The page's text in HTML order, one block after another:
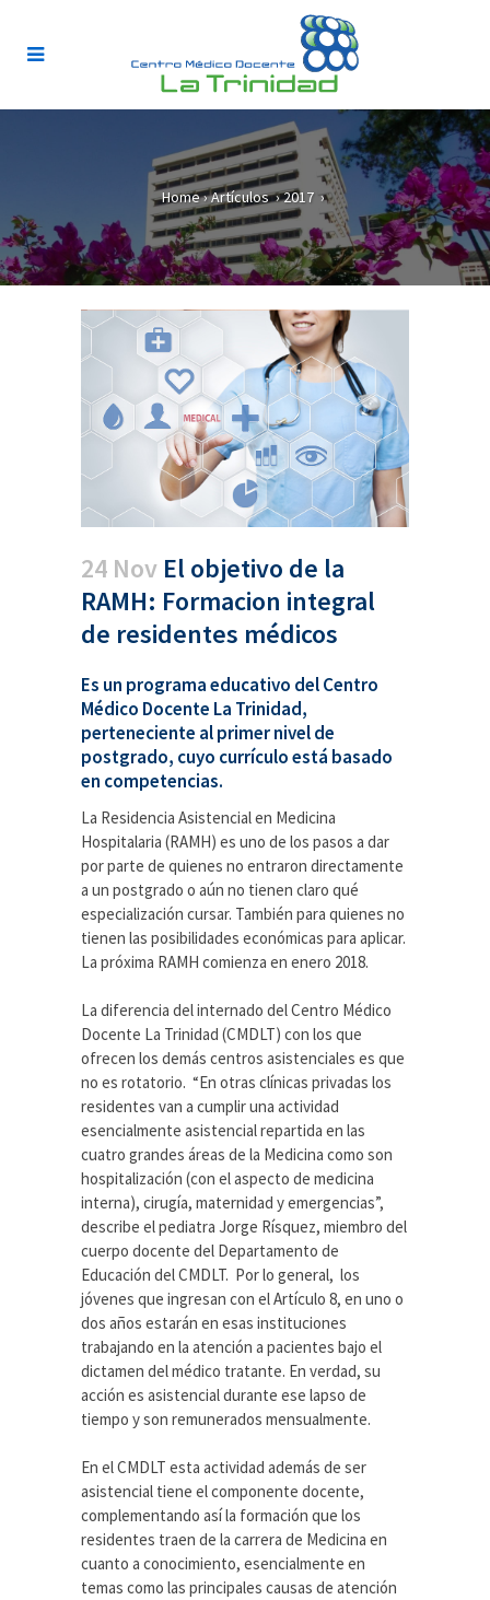
Home›Artículos›2017 ›
24 Nov El objetivo de la
RAMH: Formacion integral
de residentes médicos
Es un programa educativo del Centro
Médico Docente La Trinidad,
perteneciente al primer nivel de
postgrado, cuyo currículo está basado
en competencias.
La Residencia Asistencial en Medicina
Hospitalaria (RAMH) es uno de los pasos a dar
por parte de quienes no entraron directamente
a un postgrado o aún no tienen claro qué
especialización cursar. También para quienes no
tienen las posibilidades económicas para aplicar.
La próxima RAMH comienza en enero 2018.
La diferencia del internado del Centro Médico
Docente La Trinidad (CMDLT) con los que
ofrecen los demás centros asistenciales es que
no es rotatorio. “En otras clínicas privadas los
residentes van a cumplir una actividad
esencialmente asistencial repartida en las
cuatro grandes áreas de la Medicina como son
hospitalización (con el aspecto de medicina
interna), cirugía, maternidad y emergencias”,
describe el pediatra Jorge Rísquez, miembro del
cuerpo docente del Departamento de
Educación del CMDLT. Por lo general, los
jóvenes que ingresan con el Artículo 8, en uno o
dos años estarán en esas instituciones
trabajando en la atención a pacientes bajo el
dictamen del médico tratante. En verdad, su
acción es asistencial durante ese lapso de
tiempo y son remunerados mensualmente.
En el CMDLT esta actividad además de ser
asistencial tiene el componente docente,
complementando así la formación que los
residentes traen de la carrera de Medicina en
cuanto a conocimiento, esencialmente en
temas como las principales causas de atención